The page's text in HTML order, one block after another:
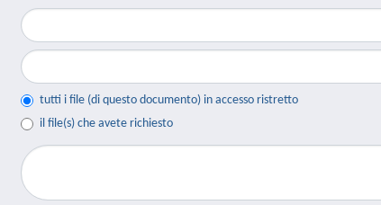
tutti i file (di questo documento) in accesso ristretto
il file(s) che avete richiesto